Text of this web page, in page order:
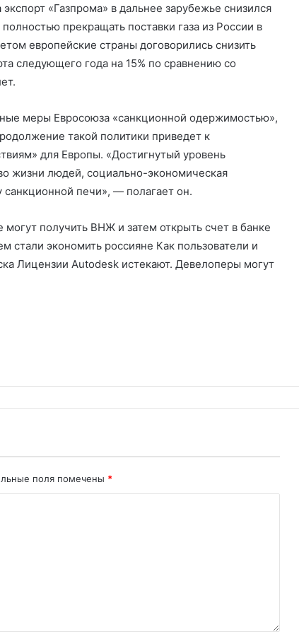
«Газпрома» в дальнее зарубежье снизился
прекращать поставки газа из России в
европейские страны договорились снизить
следующего года на 15% по сравнению со
меры Евросоюза «санкционной одержимостью»,
такой политики приведет к
для Европы. «Достигнутый уровень
жизни людей, социально-экономическая
санкционной печи», — полагает он.
получить ВНЖ и затем открыть счет в банке
стали экономить россияне Как пользователи и
Лицензии Autodesk истекают. Девелоперы могут
поля помечены *